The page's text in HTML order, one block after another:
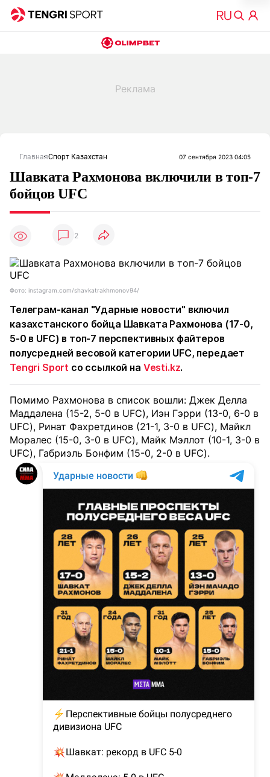
ГлавнаяСпорт Казахстан 07 сентября 2023 04:05
Шавката Рахмонова включили в топ-7
бойцов UFC
2
Фото: instagram.com/shavkatrakhmonov94/
Телеграм-канал "Ударные новости" включил
казахстанского бойца Шавката Рахмонова (17-0,
5-0 в UFC) в топ-7 перспективных файтеров
полусредней весовой категории UFC, передает
Tengri Sport со ссылкой на Vesti.kz.
Помимо Рахмонова в список вошли: Джек Делла
Маддалена (15-2, 5-0 в UFC), Иэн Гэрри (13-0, 6-0 в
UFC), Ринат Фахретдинов (21-1, 3-0 в UFC), Майкл
Моралес (15-0, 3-0 в UFC), Майк Мэллот (10-1, 3-0 в
UFC), Габриэль Бонфим (15-0, 2-0 в UFC).